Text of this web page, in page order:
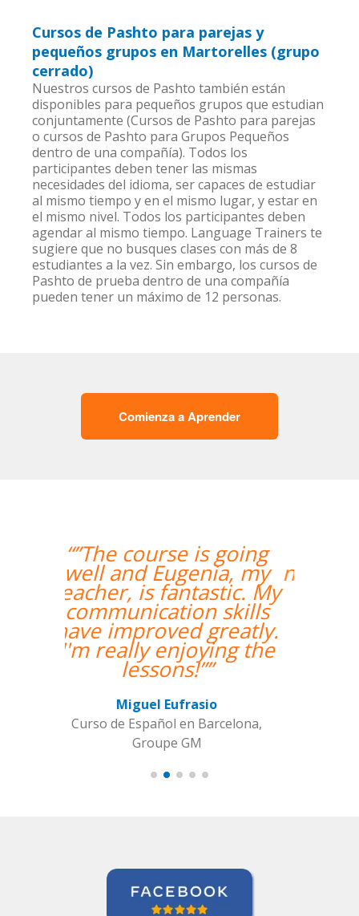
Cursos de Pashto para parejas y
pequeños grupos en Martorelles (grupo
cerrado)
Nuestros cursos de Pashto también están
disponibles para pequeños grupos que estudian
conjuntamente (Cursos de Pashto para parejas
o cursos de Pashto para Grupos Pequeños
dentro de una compañía). Todos los
participantes deben tener las mismas
necesidades del idioma, ser capaces de estudiar
al mismo tiempo y en el mismo lugar, y estar en
el mismo nivel. Todos los participantes deben
agendar al mismo tiempo. Language Trainers te
sugiere que no busques clases con más de 8
estudiantes a la vez. Sin embargo, los cursos de
Pashto de prueba dentro de una compañía
pueden tener un máximo de 12 personas.
Comienza a Aprender
“”Hemos realizado
nuestra primera clase y
estamos muy
contentos. Nuestra
profesora es una
mujer encantadora,
que nos ha dado una
entretenida.””
Alba Fuertes Simón